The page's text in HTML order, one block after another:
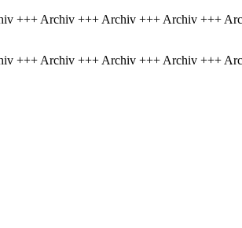
+++ Archiv +++ Archiv +++ Archiv +++
+++ Archiv +++ Archiv +++ Archiv +++